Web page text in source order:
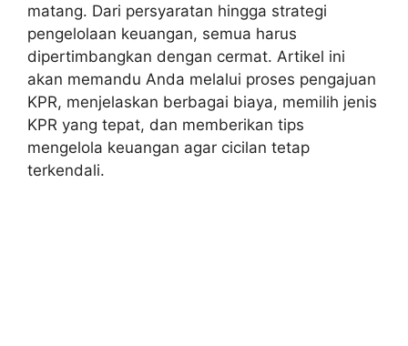
matang. Dari persyaratan hingga strategi
pengelolaan keuangan, semua harus
dipertimbangkan dengan cermat. Artikel ini
akan memandu Anda melalui proses pengajuan
KPR, menjelaskan berbagai biaya, memilih jenis
KPR yang tepat, dan memberikan tips
mengelola keuangan agar cicilan tetap
terkendali.